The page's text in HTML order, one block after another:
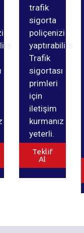
trafik
sigorta
poliçenizi
yaptırabilirsiniz.
Trafik
sigortası
primleri
için
iletişim
kurmanız
yeterli.
Teklif
Al